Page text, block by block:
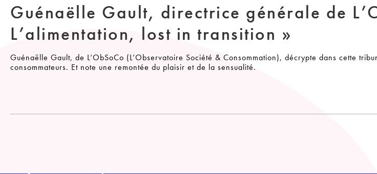
Guénaëlle Gault, directrice générale de
L’alimentation, lost in transition »
Guénaëlle Gault, de L’ObSoCo (L’Observatoire Société & Consommation), décrypte dans cette
consommateurs. Et note une remontée du plaisir et de la sensualité.